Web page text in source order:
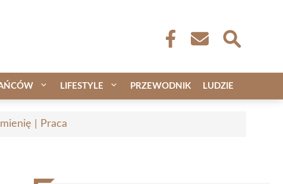
LIFESTYLE PRZEWODNIK LUDZIE
| Praca